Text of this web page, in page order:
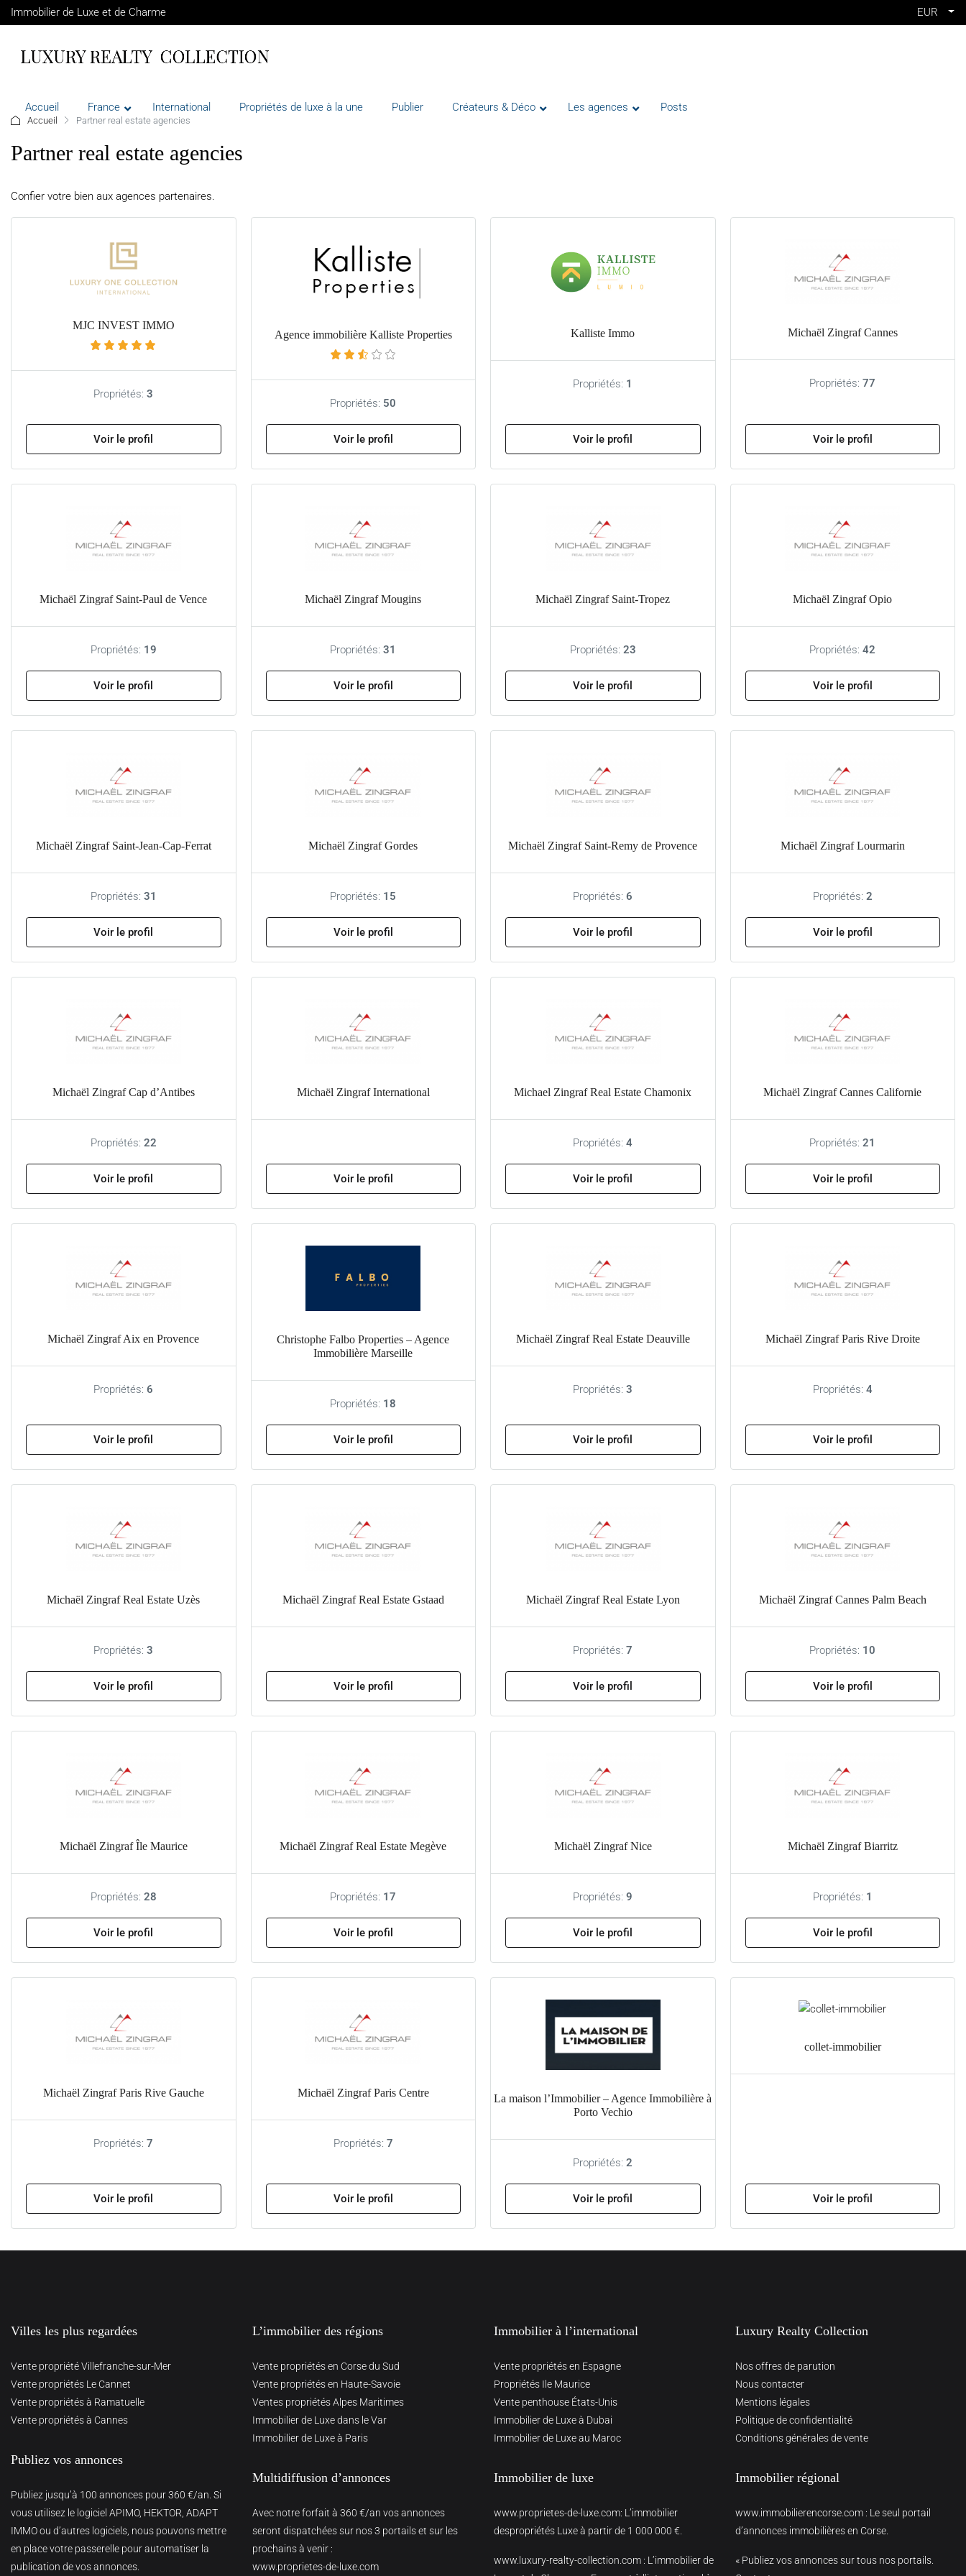
Immobilier de Luxe et de Charme EUR
Accueil France International Propriétés de luxe à la une Publier Créateurs & Déco Les agences Posts
Accueil Partner real estate agencies
Partner real estate agencies
Confier votre bien aux agences partenaires.
MJC INVEST IMMO
Propriétés:3
Voir le profil
Agence immobilière Kalliste Properties
Propriétés: 50
Voir le profil
Kalliste Immo
Propriétés: 1
Voir le profil
Michaël Zingraf Cannes
Propriétés:77
Voir le profil
Michaël Zingraf Saint-Paul de Vence
Propriétés: 19
Voir le profil
Michaël Zingraf Mougins
Propriétés:31
Voir le profil
Michaël Zingraf Saint-Tropez
Propriétés: 23
Voir le profil
Michaël Zingraf Opio
Propriétés:42
Voir le profil
Michaël Zingraf Saint-Jean-Cap-Ferrat
Propriétés: 31
Voir le profil
Michaël Zingraf Gordes
Propriétés: 15
Voir le profil
Michaël Zingraf Saint-Remy de Provence
Propriétés:6
Voir le profil
Michaël Zingraf Lourmarin
Propriétés: 2
Voir le profil
Michaël Zingraf Cap d’Antibes
Propriétés: 22
Voir le profil
Michaël Zingraf International
Voir le profil
Michael Zingraf Real Estate Chamonix
Propriétés:4
Voir le profil
Michaël Zingraf Cannes Californie
Propriétés:21
Voir le profil
Michaël Zingraf Aix en Provence
Propriétés:6
Voir le profil
Christophe Falbo Properties – Agence
Immobilière Marseille
Propriétés: 18
Voir le profil
Michaël Zingraf Real Estate Deauville
Propriétés:3
Voir le profil
Michaël Zingraf Paris Rive Droite
Propriétés: 4
Voir le profil
Michaël Zingraf Real Estate Uzès
Propriétés:3
Voir le profil
Michaël Zingraf Real Estate Gstaad
Voir le profil
Michaël Zingraf Real Estate Lyon
Propriétés:7
Voir le profil
Michaël Zingraf Cannes Palm Beach
Propriétés: 10
Voir le profil
Michaël Zingraf Île Maurice
Propriétés: 28
Voir le profil
Michaël Zingraf Real Estate Megève
Propriétés: 17
Voir le profil
Michaël Zingraf Nice
Propriétés:9
Voir le profil
Michaël Zingraf Biarritz
Propriétés: 1
Voir le profil
Michaël Zingraf Paris Rive Gauche
Propriétés:7
Voir le profil
Michaël Zingraf Paris Centre
Propriétés: 7
Voir le profil
La maison l’Immobilier – Agence Immobilière à
Porto Vechio
Propriétés:2
Voir le profil
collet-immobilier
Voir le profil
Villes les plus regardées
Vente propriété Villefranche-sur-Mer
Vente propriétés Le Cannet
Vente propriétés à Ramatuelle
Vente propriétés à Cannes
Publiez vos annonces
Publiez jusqu’à 100 annonces pour 360 €/an. Si
vous utilisez le logiciel APIMO, HEKTOR, ADAPT
IMMO ou d’autres logiciels, nous pouvons mettre
en place votre passerelle pour automatiser la
publication de vos annonces.
L’immobilier des régions
Vente propriétés en Corse du Sud
Vente propriétés en Haute-Savoie
Ventes propriétés Alpes Maritimes
Immobilier de Luxe dans le Var
Immobilier de Luxe à Paris
Multidiffusion d’annonces
Avec notre forfait à 360 €/an vos annonces
seront dispatchées sur nos 3 portails et sur les
prochains à venir :
www.proprietes-de-luxe.com
Immobilier à l’international
Vente propriétés en Espagne
Propriétés Ile Maurice
Vente penthouse États-Unis
Immobilier de Luxe à Dubai
Immobilier de Luxe au Maroc
Immobilier de luxe
www.proprietes-de-luxe.com: L’immobilier
despropriétés Luxe à partir de 1 000 000 €.
www.luxury-realty-collection.com : L’immobilier de
Luxury Realty Collection
Nos offres de parution
Nous contacter
Mentions légales
Politique de confidentialité
Conditions générales de vente
Immobilier régional
www.immobilierencorse.com : Le seul portail
d’annonces immobilières en Corse.
« Publiez vos annonces sur tous nos portails.